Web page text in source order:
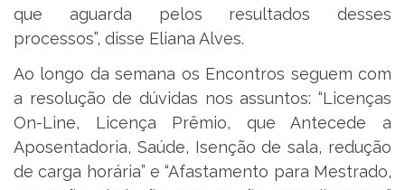
que aguarda pelos resultados desses
processos”, disse Eliana Alves.
Ao longo da semana os Encontros seguem com
a resolução de dúvidas nos assuntos: “Licenças
On-Line, Licença Prêmio, que Antecede a
Aposentadoria, Saúde, Isenção de sala, redução
de carga horária” e “Afastamento para Mestrado,